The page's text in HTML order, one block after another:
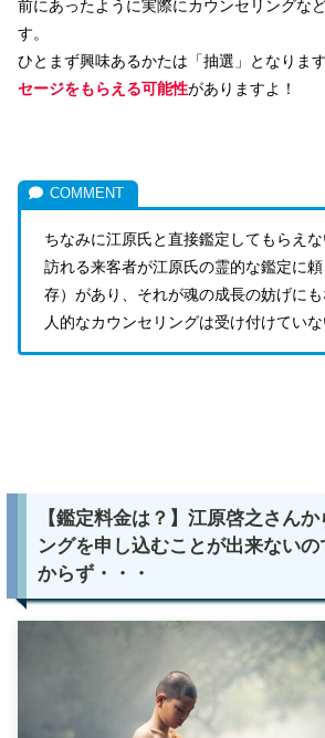
前にあったように実際にカウンセリングな
す。
ひとまず興味あるかたは「抽選」となりま
セージをもらえる可能性がありますよ！
ちなみに江原氏と直接鑑定してもらえ
訪れる来客者が江原氏の霊的な鑑定に
存）があり、それが魂の成長の妨げに
人的なカウンセリングは受け付けていな
【鑑定料金は？】江原啓之さん
ングを申し込むことが出来ない
からず・・・